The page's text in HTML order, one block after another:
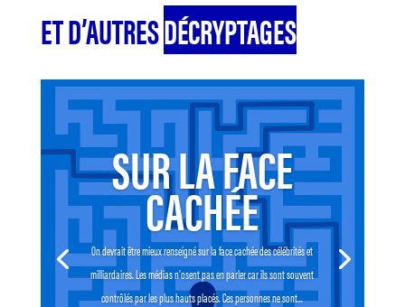
ET D’AUTRESDÉCRYPTAGES
SUR LA FACE
CACHÉE
On devrait être mieux renseigné sur la face cachée des célébrités et
milliardaires. Les médias n’osent pas en parler car ils sont souvent
contrôlés par les plus hauts placés. Ces personnes ne sont...